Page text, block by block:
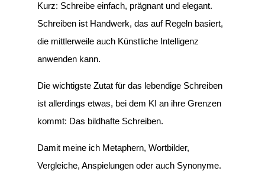
Kurz: Schreibe einfach, prägnant und elegant.
Schreiben ist Handwerk, das auf Regeln basiert,
die mittlerweile auch Künstliche Intelligenz
anwenden kann.
Die wichtigste Zutat für das lebendige Schreiben
ist allerdings etwas, bei dem KI an ihre Grenzen
kommt: Das bildhafte Schreiben.
Damit meine ich Metaphern, Wortbilder,
Vergleiche, Anspielungen oder auch Synonyme.